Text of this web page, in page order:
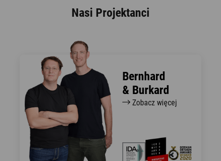
Nasi Projektanci
Bernhard
& Burkard
Zobacz więcej